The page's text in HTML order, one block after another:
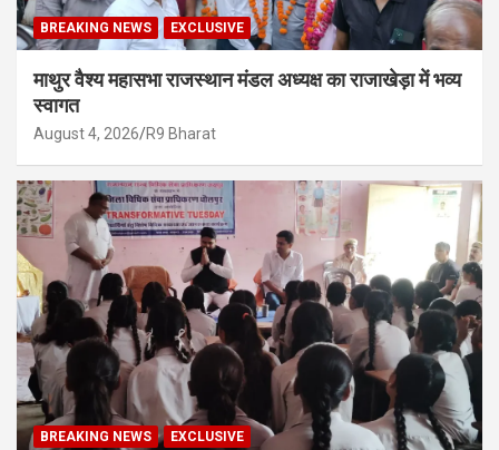
BREAKING NEWS EXCLUSIVE
माथुर वैश्य महासभा राजस्थान मंडल अध्यक्ष का राजाखेड़ा में भव्य
स्वागत
August 4, 2026 R9 Bharat
BREAKING NEWS EXCLUSIVE